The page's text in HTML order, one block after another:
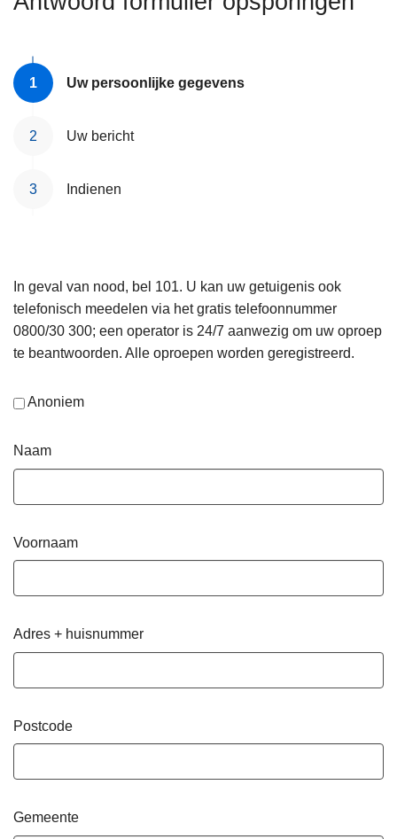
Uw persoonlijke gegevens
Uw bericht
Indienen
In geval van nood, bel 101. U kan uw getuigenis ook
telefonisch meedelen via het gratis telefoonnummer
0800/30 300; een operator is 24/7 aanwezig om uw oproep
te beantwoorden. Alle oproepen worden geregistreerd.
Anoniem
Naam
Voornaam
Adres + huisnummer
Postcode
Gemeente